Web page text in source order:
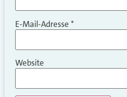
E-Mail-Adresse *
Website